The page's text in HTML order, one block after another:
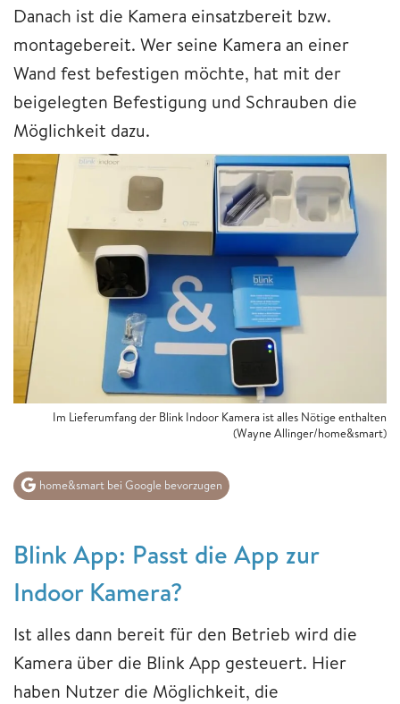
Danach ist die Kamera einsatzbereit bzw.
montagebereit. Wer seine Kamera an einer
Wand fest befestigen möchte, hat mit der
beigelegten Befestigung und Schrauben die
Möglichkeit dazu.
Im Lieferumfang der Blink Indoor Kamera ist alles Nötige enthalten
(Wayne Allinger/home&smart)
home&smart bei Google bevorzugen
Blink App: Passt die App zur
Indoor Kamera?
Ist alles dann bereit für den Betrieb wird die
Kamera über die Blink App gesteuert. Hier
haben Nutzer die Möglichkeit, die